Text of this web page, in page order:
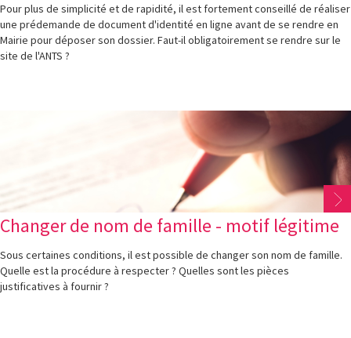
Pour plus de simplicité et de rapidité, il est fortement conseillé de réaliser
une prédemande de document d'identité en ligne avant de se rendre en
Mairie pour déposer son dossier. Faut-il obligatoirement se rendre sur le
site de l'ANTS ?
Changer de nom de famille - motif légitime
Sous certaines conditions, il est possible de changer son nom de famille.
Quelle est la procédure à respecter ? Quelles sont les pièces
justificatives à fournir ?